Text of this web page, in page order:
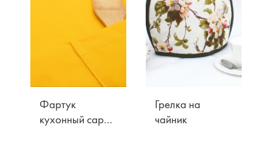
Фартук
кухонный саржа
Грелка на
чайник